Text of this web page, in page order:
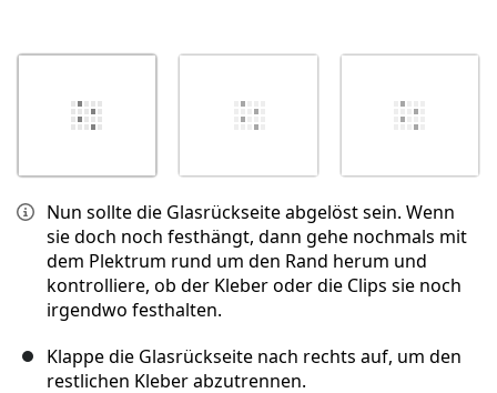
Nun sollte die Glasrückseite abgelöst sein. Wenn
sie doch noch festhängt, dann gehe nochmals mit
dem Plektrum rund um den Rand herum und
kontrolliere, ob der Kleber oder die Clips sie noch
irgendwo festhalten.
Klappe die Glasrückseite nach rechts auf, um den
restlichen Kleber abzutrennen.